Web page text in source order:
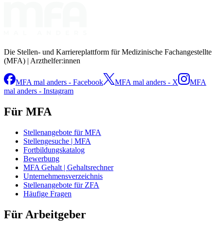
Die Stellen- und Karriereplattform für Medizinische Fachangestellte
(MFA) | Arzthelfer:innen
MFA mal anders - Facebook MFA mal anders - X
MFA
mal anders - Instagram
Für MFA
Stellenangebote für MFA
Stellengesuche | MFA
Fortbildungskatalog
Bewerbung
MFA Gehalt | Gehaltsrechner
Unternehmensverzeichnis
Stellenangebote für ZFA
Häufige Fragen
Für Arbeitgeber